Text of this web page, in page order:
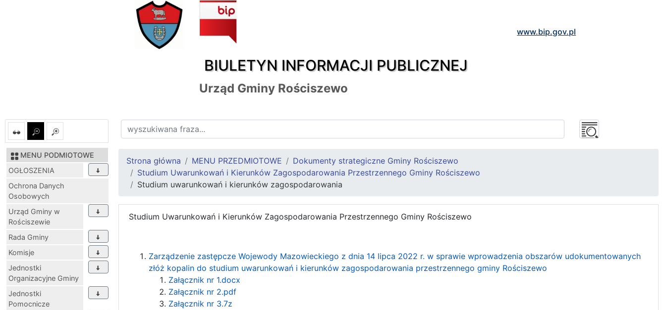
BIULETYN INFORMACJI PUBLICZNEJ
www.bip.gov.pl
Urząd Gminy Rościszewo
MENU PODMIOTOWE
OGŁOSZENIA
Ochrona Danych
Osobowych
Urząd Gminy w
Rościszewie
Rada Gminy
Komisje
Jednostki
Organizacyjne Gminy
Jednostki
Pomocnicze
Strona główna MENU PRZEDMIOTOWE
Dokumenty strategiczne Gminy Rościszewo
Studium Uwarunkowań i Kierunków Zagospodarowania Przestrzennego Gminy Rościszewo
Studium uwarunkowań i kierunków zagospodarowania
Studium Uwarunkowań i Kierunków Zagospodarowania Przestrzennego Gminy Rościszewo
Zarządzenie zastępcze Wojewody Mazowieckiego z dnia 14 lipca 2022 r. w sprawie wprowadzenia obszarów udokumentowanych
złóż kopalin do studium uwarunkowań i kierunków zagospodarowania przestrzennego gminy Rościszewo
Załącznik nr 1.docx
Załącznik nr 2.pdf
Załącznik nr 3.7z